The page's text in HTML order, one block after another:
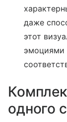
даже
этот
эмоциями
одного